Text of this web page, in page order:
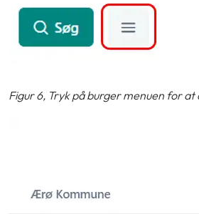
Figur 6, Tryk på burger menuen for